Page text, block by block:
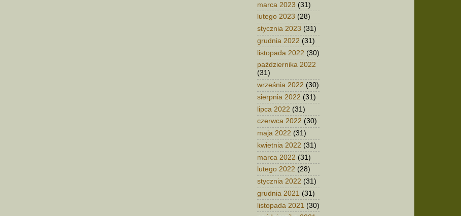
marca 2023 (31)
lutego 2023 (28)
stycznia 2023 (31)
grudnia 2022 (31)
listopada 2022 (30)
października 2022
(31)
września 2022 (30)
sierpnia 2022 (31)
lipca 2022 (31)
czerwca 2022 (30)
maja 2022 (31)
kwietnia 2022 (31)
marca 2022 (31)
lutego 2022 (28)
stycznia 2022 (31)
grudnia 2021 (31)
listopada 2021 (30)